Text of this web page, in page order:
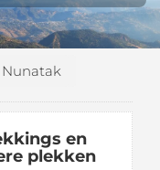
Nunatak
en
plekken